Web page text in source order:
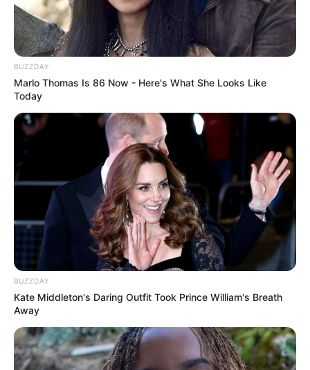
Культура
Нам пишуть
Партнерські матеріали
Спорт
Схеми
[wp-rss-aggregator id="2"]
BUZZDAY
Marlo Thomas Is 86 Now - Here's What She Looks Like
Today
BUZZDAY
Kate Middleton's Daring Outfit Took Prince William's Breath
Away